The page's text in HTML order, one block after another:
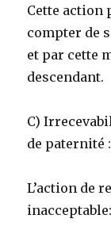
Cette action
compter de
et par cette
descendant.
C)
de paternité :
L’action de
inacceptable: